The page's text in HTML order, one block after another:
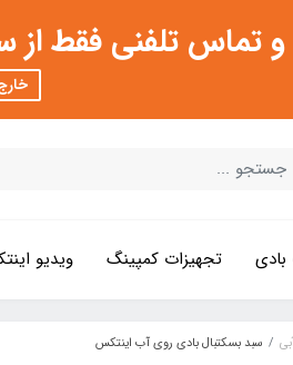
ساعت 11:30 صبح تا 2 عصر و 3 تا 8 شب
تجهیزات کمپینگ ویدیو
سبد بسکتبال بادی روی آب اینتکس